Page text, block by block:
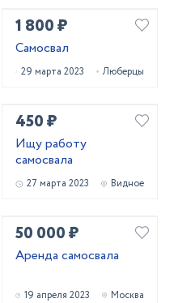
1 800 ₽
Самосвал
29 марта 2023 Люберцы
450 ₽
Ищу работу
самосвала
27 марта 2023 Видное
50 000 ₽
Аренда самосвала
19 апреля 2023 Москва